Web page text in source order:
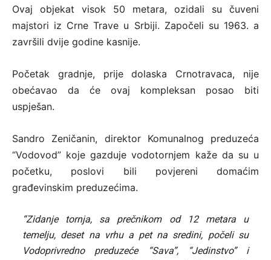
Ovaj objekat visok 50 metara, ozidali su čuveni
majstori iz Crne Trave u Srbiji. Započeli su 1963. a
završili dvije godine kasnije.
Početak gradnje, prije dolaska Crnotravaca, nije
obećavao da će ovaj kompleksan posao biti
uspješan.
Sandro Zeničanin, direktor Komunalnog preduzeća
“Vodovod” koje gazduje vodotornjem kaže da su u
početku, poslovi bili povjereni domaćim
građevinskim preduzećima.
“Zidanje tornja, sa prečnikom od 12 metara u
temelju, deset na vrhu a pet na sredini, počeli su
Vodoprivredno preduzeće “Sava”, “Jedinstvo” i